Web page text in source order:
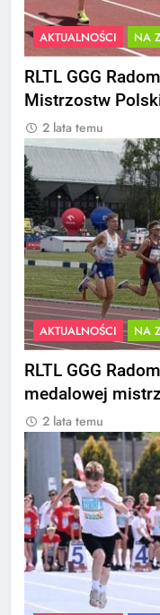
AKTUALNOŚCI NA
RLTL GGG
Mistrzostw
2 lata temu
AKTUALNOŚCI NA
RLTL GGG
medalowej
2 lata temu